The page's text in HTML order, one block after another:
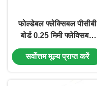
फोल्डेबल फ्लेक्सिबल पीसीबी
बोर्ड 0.25 मिमी फ्लेक्सिबल
प्रिंटेड सर्किट ENIG
सर्वोत्तम मूल्य प्राप्त करें